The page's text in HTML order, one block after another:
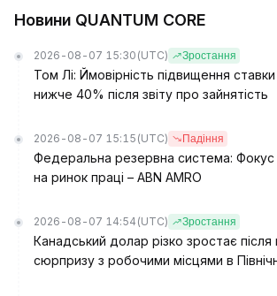
Новини QUANTUM CORE
2026-08-07 15:30 (UTC) Зростання
Том Лі: Ймовірність підвищення
нижче 40% після звіту про зайнятість
2026-08-07 15:15 (UTC) Падіння
Федеральна резервна система:
на ринок праці – ABN AMRO
2026-08-07 14:54 (UTC) Зростання
Канадський долар різко зростає після
сюрпризу з робочими місцями в